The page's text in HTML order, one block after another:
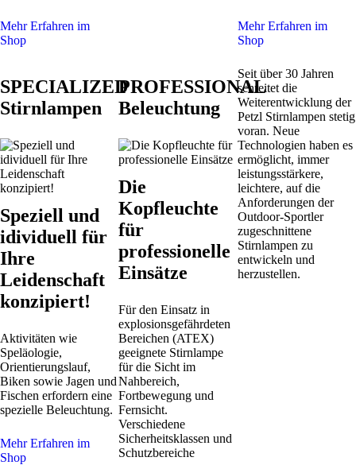
Mehr Erfahren im
Shop
Mehr Erfahren im
Shop
SPECIALIZED
Stirnlampen
Speziell und
idividuell für
Ihre
Leidenschaft
konzipiert!
Aktivitäten wie
Speläologie,
Orientierungslauf,
Biken sowie Jagen und
Fischen erfordern eine
spezielle Beleuchtung.
Mehr Erfahren im
Shop
PROFESSIONAL
Beleuchtung
Die
Kopfleuchte
für
professionelle
Einsätze
Für den Einsatz in
explosionsgefährdeten
Bereichen (ATEX)
geeignete Stirnlampe
für die Sicht im
Nahbereich,
Fortbewegung und
Fernsicht.
Verschiedene
Sicherheitsklassen und
Schutzbereiche
Seit über 30 Jahren
schreitet die
Weiterentwicklung der
Petzl Stirnlampen stetig
voran. Neue
Technologien haben es
ermöglicht, immer
leistungsstärkere,
leichtere, auf die
Anforderungen der
Outdoor-Sportler
zugeschnittene
Stirnlampen zu
entwickeln und
herzustellen.